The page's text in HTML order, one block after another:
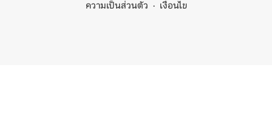
ความเป็นส่วนตัว เงื่อนไข